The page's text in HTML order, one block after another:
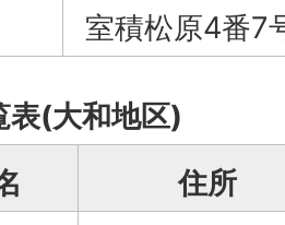
室積松原4番7
表(大和地区)
住所